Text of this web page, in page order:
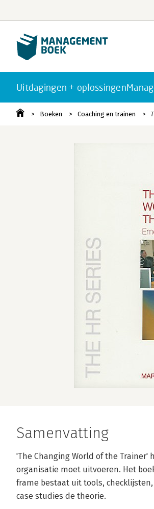
Uitdagingen + oplossingen
Boeken Coaching en trainen
Samenvatting
'The Changing World of the
organisatie moet uitvoeren. Het
frame bestaat uit tools,
case studies de theorie.